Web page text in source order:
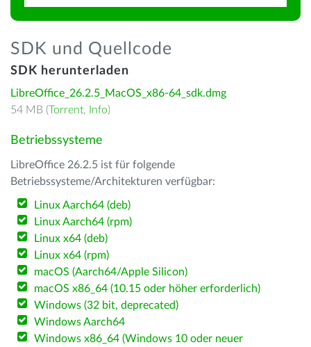
SDK und Quellcode
SDK herunterladen
LibreOffice_26.2.5_MacOS_x86-64_sdk.dmg
54 MB (Torrent, Info)
Betriebssysteme
LibreOffice 26.2.5 ist für folgende
Betriebssysteme/Architekturen verfügbar:
Linux Aarch64 (deb)
Linux Aarch64 (rpm)
Linux x64 (deb)
Linux x64 (rpm)
macOS (Aarch64/Apple Silicon)
macOS x86_64 (10.15 oder höher erforderlich)
Windows (32 bit, deprecated)
Windows Aarch64
Windows x86_64 (Windows 10 oder neuer